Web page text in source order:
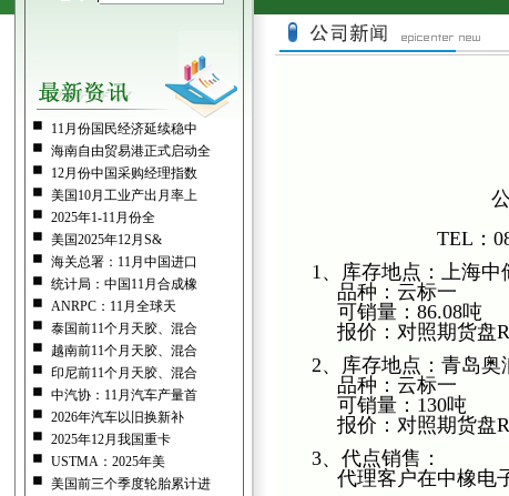
11月份国民经济延续稳中
海南自由贸易港正式启动全
12月份中国采购经理指数
美国10月工业产出月率上
2025年1-11月份全
美国2025年12月S&
海关总署：11月中国进口
统计局：中国11月合成橡
ANRPC：11月全球天
泰国前11个月天胶、混合
越南前11个月天胶、混合
印尼前11个月天胶、混合
中汽协：11月汽车产量首
2026年汽车以旧换新补
2025年12月我国重卡
USTMA：2025年美
美国前三个季度轮胎累计进
4月29日
公布时间：
发布人：
TEL：0898-
1、库存地点：上海
品种：云标一
可销量：86.08吨
报价：对照期货盘
2、库存地点：青岛
品种：云标一
可销量：130吨
报价：对照期货盘
3、代点销售：
代理客户在中橡电